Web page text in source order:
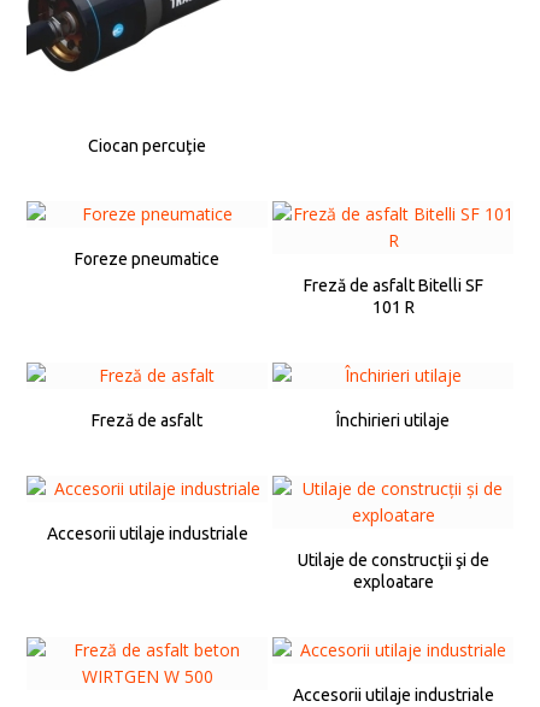
Ciocan percuţie
Foreze pneumatice
Freză de asfalt Bitelli SF
101 R
Freză de asfalt Închirieri utilaje
Accesorii utilaje industriale
Utilaje de construcţii şi de
exploatare
Accesorii utilaje industriale